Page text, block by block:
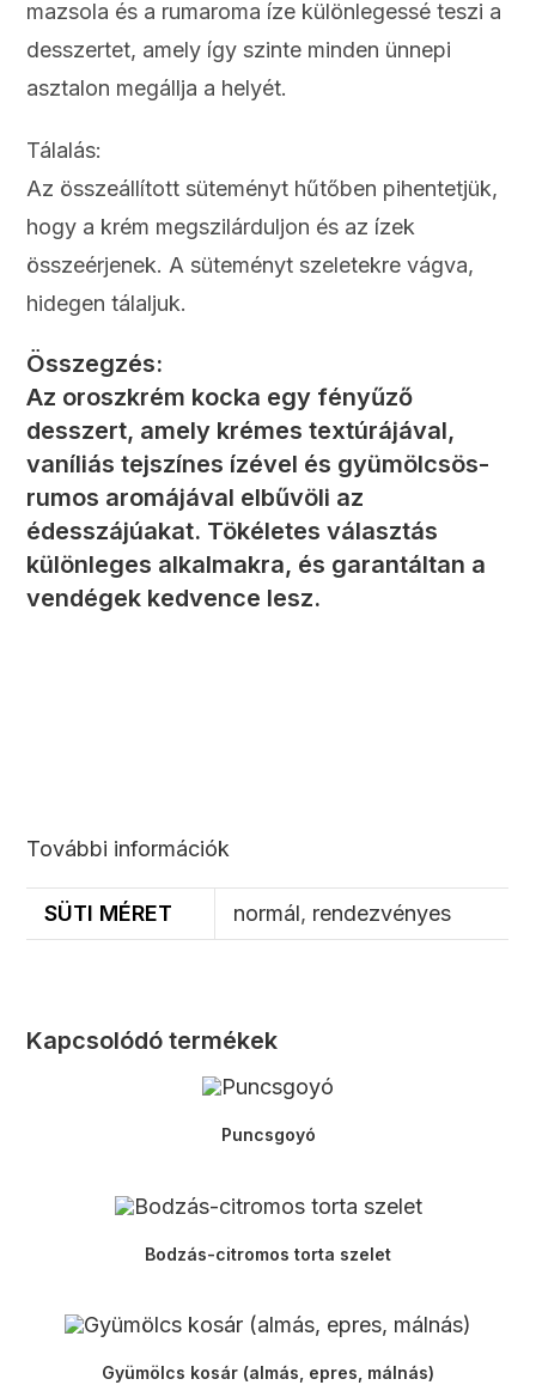
mazsola és a rumaroma íze különlegessé teszi a
desszertet, amely így szinte minden ünnepi
asztalon megállja a helyét.
Tálalás:
Az összeállított süteményt hűtőben pihentetjük,
hogy a krém megszilárduljon és az ízek
összeérjenek. A süteményt szeletekre vágva,
hidegen tálaljuk.
Összegzés:
Az oroszkrém kocka egy fényűző
desszert, amely krémes textúrájával,
vaníliás tejszínes ízével és gyümölcsös-
rumos aromájával elbűvöli az
édesszájúakat. Tökéletes választás
különleges alkalmakra, és garantáltan a
vendégek kedvence lesz.
További információk
SÜTI MÉRET normál, rendezvényes
Kapcsolódó termékek
Puncsgoyó
Bodzás-citromos torta szelet
Gyümölcs kosár (almás, epres, málnás)